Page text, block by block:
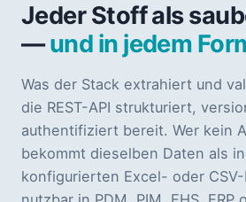
Jeder Stoff als
—und in jedem
Was der Stack extrahiert und
die REST-API strukturiert,
authentifiziert bereit. Wer kein
bekommt dieselben Daten als
konfigurierten Excel- oder